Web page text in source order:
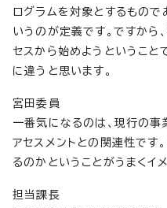
ログラムを対象とするもので
いうのが定義です。ですから
セスから始めようということ
に違うと思います。
宮田委員
一番気になるのは、現行の事
アセスメントとの関連性です
るのかということがうまくイ
担当課長